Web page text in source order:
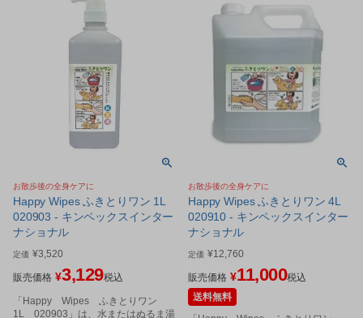
お散歩後の全身ケアに
Happy Wipes ふきとりワン 1L
020903 - キンペックスインター
ナショナル
定価 ¥3,520
販売価格 ¥3,129税込
「Happy Wipes ふきとりワン
1L 020903」は、水またはぬるま湯
お散歩後の全身ケアに
Happy Wipes ふきとりワン 4L
020910 - キンペックスインター
ナショナル
定価 ¥12,760
販売価格 ¥11,000税込
送料無料